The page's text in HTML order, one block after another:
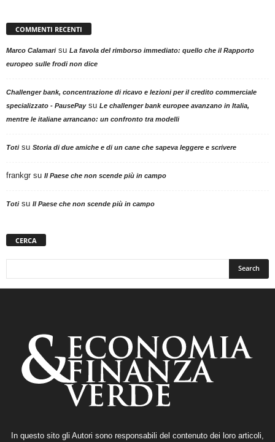
COMMENTI RECENTI
Marco Calamarisu La favola del rimborso immediato: quello che il Rapporto
europeo sulle frodi non dice
Challenger bank, concentrazione di ricavo e lezioni per il credito commerciale
specializzato - PausePaysu Le challenger bank europee avanzano in Italia,
mentre le italiane arrancano: un confronto tra modelli
Totisu Storia di due amiche e di un cane che sapeva leggere e scrivere
frankgr su Il Paese che non scende più in campo
Totisu Il Paese che non scende più in campo
CERCA
In questo sito gli Autori sono responsabili del contenuto dei loro articoli,